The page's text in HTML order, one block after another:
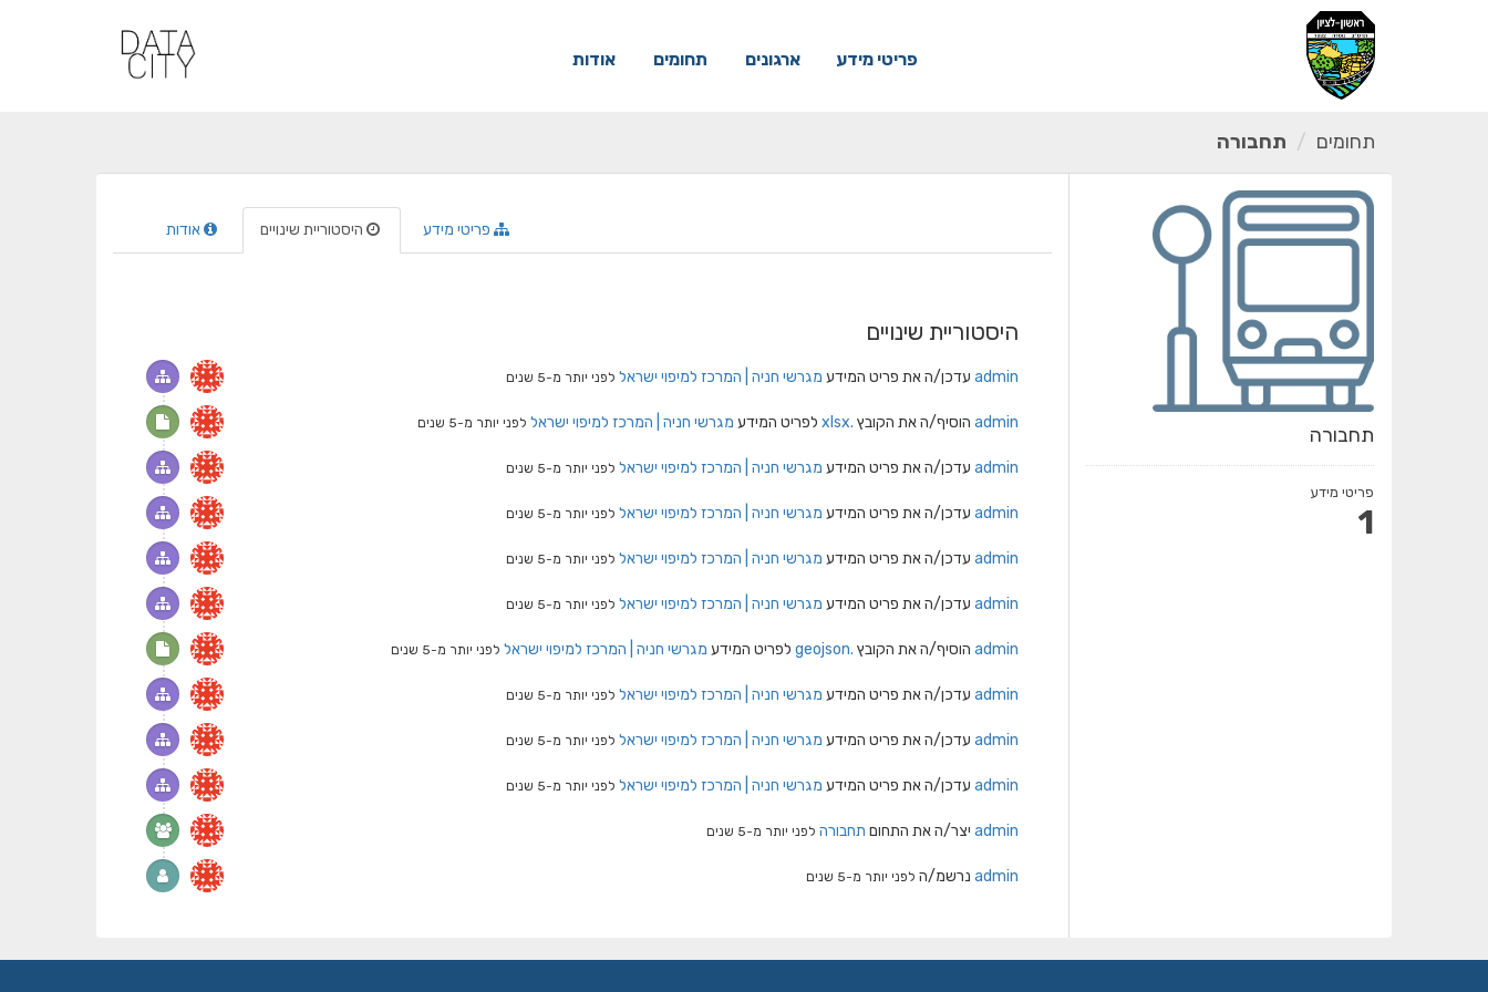
פריטי מידע ארגונים תחומים אודות
תחומים תחבורה
תחבורה
פריטי מידע
1
פריטי מידע היסטוריית שינויים אודות
היסטוריית שינויים
admin עדכן/ה את פריט המידע מגרשי חניה | המרכז למיפוי ישראל לפני יותר מ-5 שנים
admin הוסיף/ה את הקובץ .xlsx לפריט המידע מגרשי חניה | המרכז למיפוי ישראל לפני יותר מ-5 שנים
admin עדכן/ה את פריט המידע מגרשי חניה | המרכז למיפוי ישראל לפני יותר מ-5 שנים
admin עדכן/ה את פריט המידע מגרשי חניה | המרכז למיפוי ישראל לפני יותר מ-5 שנים
admin עדכן/ה את פריט המידע מגרשי חניה | המרכז למיפוי ישראל לפני יותר מ-5 שנים
admin עדכן/ה את פריט המידע מגרשי חניה | המרכז למיפוי ישראל לפני יותר מ-5 שנים
admin הוסיף/ה את הקובץ .geojson לפריט המידע מגרשי חניה | המרכז למיפוי ישראל לפני יותר מ-5 שנים
admin עדכן/ה את פריט המידע מגרשי חניה | המרכז למיפוי ישראל לפני יותר מ-5 שנים
admin עדכן/ה את פריט המידע מגרשי חניה | המרכז למיפוי ישראל לפני יותר מ-5 שנים
admin עדכן/ה את פריט המידע מגרשי חניה | המרכז למיפוי ישראל לפני יותר מ-5 שנים
admin יצר/ה את התחום תחבורה לפני יותר מ-5 שנים
admin נרשמ/ה לפני יותר מ-5 שנים